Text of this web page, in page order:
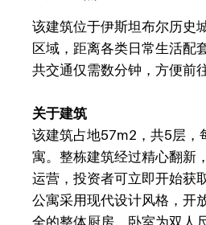
该建筑位于伊斯坦布尔历史
区域，距离各类日常生活配
共交通仅需数分钟，方便前
关于建筑
该建筑占地57m2，共5层，
寓。整栋建筑经过精心翻新
运营，投资者可立即开始获
公寓采用现代设计风格，开
全的整体厨房。卧室为双人